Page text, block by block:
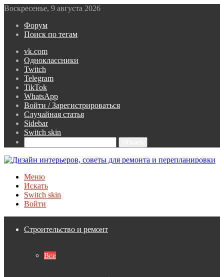
Воскресенье, 9 августа 2026
Форум
Поиск по тегам
vk.com
Одноклассники
Twitch
Telegram
TikTok
WhatsApp
Войти / Зарегистрироваться
Случайная статья
Sidebar
Switch skin
Меню
Искать
Switch skin
Войти
Строительство и ремонт
Все